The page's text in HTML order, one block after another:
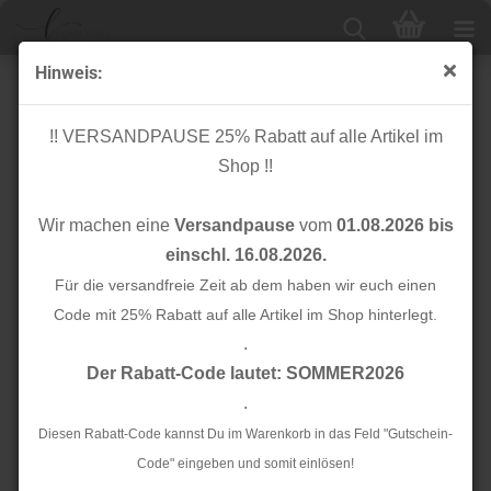
Hinweis:
!! VERSANDPAUSE 25% Rabatt auf alle Artikel im
Shop !!
Wir machen eine Versandpausevom 01.08.2026 bis
einschl. 16.08.2026.
Für die versandfreie Zeit ab dem haben wir euch einen
Code mit 25% Rabatt auf alle Artikel im Shop hinterlegt.
.
Der Rabatt-Code lautet: SOMMER2026
.
Diesen Rabatt-Code kannst Du im Warenkorb in das Feld "Gutschein-
Code" eingeben und somit einlösen!
Bio French Terry - uni - grey